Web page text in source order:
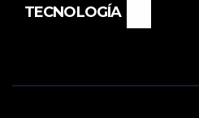
TECNOLOGÍA